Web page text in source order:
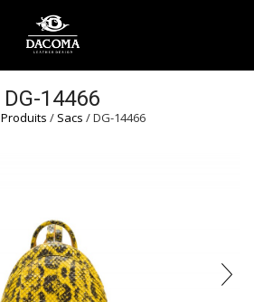
DG-14466
Produits / Sacs / DG-14466